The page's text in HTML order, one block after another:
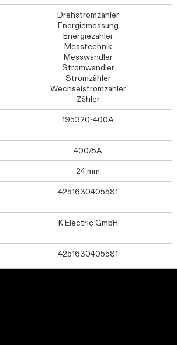
Drehstromzähler
Energiemessung
Energiezähler
Messtechnik
Messwandler
Stromwandler
Stromzähler
Wechselstromzähler
Zähler
195320-400A
400/5A
24 mm
4251630405581
K Electric GmbH
4251630405581